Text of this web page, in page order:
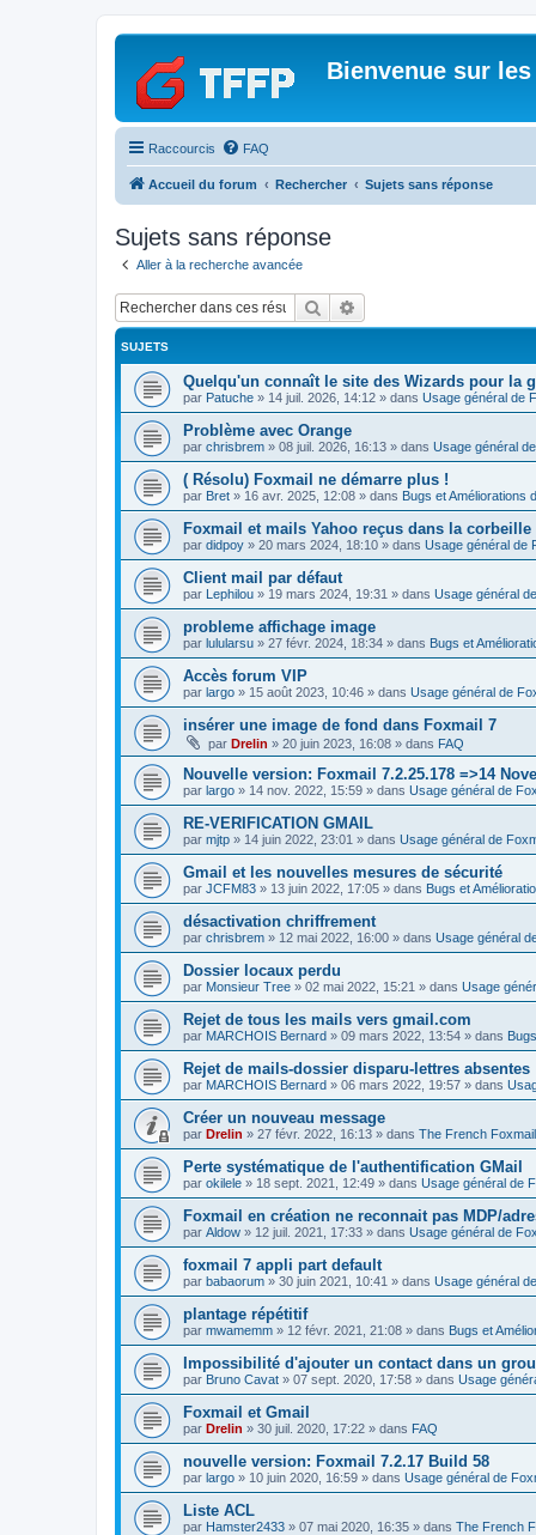
Bienvenue sur
Raccourcis FAQ
Accueil du forum Rechercher Sujets sans réponse
Sujets sans réponse
Aller à la recherche avancée
Rechercher
SUJETS
Quelqu'un connaît le site des Wizards pour la
par Patuche » 14 juil. 2026, 14:12 » dans Usage général de
Problème avec Orange
par chrisbrem » 08 juil. 2026, 16:13 » dans Usage général
( Résolu) Foxmail ne démarre plus !
par Bret » 16 avr. 2025, 12:08 » dans Bugs et Améliorations
Foxmail et mails Yahoo reçus dans la corbeille
par didpoy » 20 mars 2024, 18:10 » dans Usage général de
Client mail par défaut
par Lephilou » 19 mars 2024, 19:31 » dans Usage général
probleme affichage image
par lulularsu » 27 févr. 2024, 18:34 » dans Bugs et
Accès forum VIP
par largo » 15 août 2023, 10:46 » dans Usage général de
insérer une image de fond dans Foxmail 7
par Drelin » 20 juin 2023, 16:08 » dans FAQ
Nouvelle version: Foxmail 7.2.25.178 =>14
par largo » 14 nov. 2022, 15:59 » dans Usage général de
RE-VERIFICATION GMAIL
par mjtp » 14 juin 2022, 23:01 » dans Usage général de
Gmail et les nouvelles mesures de sécurité
par JCFM83 » 13 juin 2022, 17:05 » dans Bugs et
désactivation chriffrement
par chrisbrem » 12 mai 2022, 16:00 » dans Usage général
Dossier locaux perdu
par Monsieur Tree » 02 mai 2022, 15:21 » dans Usage
Rejet de tous les mails vers gmail.com
par MARCHOIS Bernard » 09 mars 2022, 13:54 » dans
Rejet de mails-dossier disparu-lettres absentes
par MARCHOIS Bernard » 06 mars 2022, 19:57 » dans
Créer un nouveau message
par Drelin » 27 févr. 2022, 16:13 » dans The French
Perte systématique de l'authentification GMail
par okilele » 18 sept. 2021, 12:49 » dans Usage général de
Foxmail en création ne reconnait pas MDP/
par Aldow » 12 juil. 2021, 17:33 » dans Usage général de
foxmail 7 appli part default
par babaorum » 30 juin 2021, 10:41 » dans Usage général
plantage répétitif
par mwamemm » 12 févr. 2021, 21:08 » dans Bugs et
Impossibilité d'ajouter un contact dans un
par Bruno Cavat » 07 sept. 2020, 17:58 » dans Usage
Foxmail et Gmail
par Drelin » 30 juil. 2020, 17:22 » dans FAQ
nouvelle version: Foxmail 7.2.17 Build 58
par largo » 10 juin 2020, 16:59 » dans Usage général de
Liste ACL
par Hamster2433 » 07 mai 2020, 16:35 » dans The French